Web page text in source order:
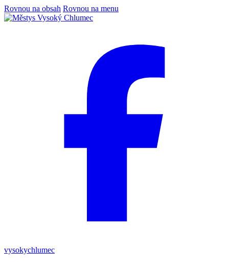
Rovnou na obsah Rovnou na menu
vysokychlumec